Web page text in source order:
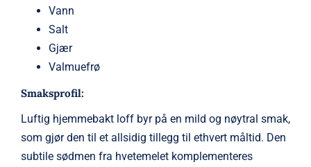
Vann
Salt
Gjær
Valmuefrø
Smaksprofil:
Luftig hjemmebakt loff byr på en mild og nøytral smak,
som gjør den til et allsidig tillegg til ethvert måltid. Den
subtile sødmen fra hvetemelet komplementeres